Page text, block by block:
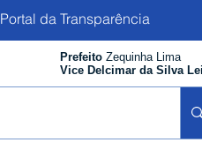
Portal da Transparência
Prefeito Zequinha Lima
Vice Delcimar da Silva